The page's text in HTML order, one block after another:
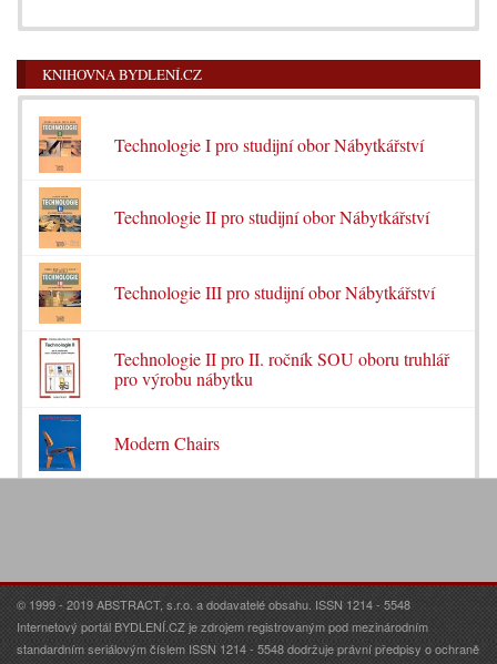
KNIHOVNA BYDLENÍ.CZ
Technologie I pro studijní obor Nábytkářství
Technologie II pro studijní obor Nábytkářství
Technologie III pro studijní obor Nábytkářství
Technologie II pro II. ročník SOU oboru truhlář
pro výrobu nábytku
Modern Chairs
© 1999 - 2019 ABSTRACT, s.r.o. a dodavatelé obsahu. ISSN 1214 - 5548
Internetový portál BYDLENÍ.CZ je zdrojem registrovaným pod mezinárodním
standardním seriálovým číslem ISSN 1214 - 5548 dodržuje právní předpisy o ochraně